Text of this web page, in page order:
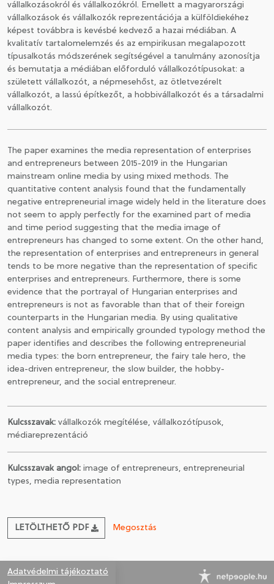
vállalkozásokról és vállalkozókról. Emellett a magyarországi
vállalkozások és vállalkozók reprezentációja a külföldiekéhez
képest továbbra is kevésbé kedvező a hazai médiában. A
kvalitatív tartalomelemzés és az empirikusan megalapozott
típusalkotás módszerének segítségével a tanulmány azonosítja
és bemutatja a médiában előforduló vállalkozótípusokat: a
született vállalkozót, a népmesehőst, az ötletvezérelt
vállalkozót, a lassú építkezőt, a hobbivállalkozót és a társadalmi
vállalkozót.
The paper examines the media representation of enterprises
and entrepreneurs between 2015-2019 in the Hungarian
mainstream online media by using mixed methods. The
quantitative content analysis found that the fundamentally
negative entrepreneurial image widely held in the literature does
not seem to apply perfectly for the examined part of media
and time period suggesting that the media image of
entrepreneurs has changed to some extent. On the other hand,
the representation of enterprises and entrepreneurs in general
tends to be more negative than the representation of specific
enterprises and entrepreneurs. Furthermore, there is some
evidence that the portrayal of Hungarian enterprises and
entrepreneurs is not as favorable than that of their foreign
counterparts in the Hungarian media. By using qualitative
content analysis and empirically grounded typology method the
paper identifies and describes the following entrepreneurial
media types: the born entrepreneur, the fairy tale hero, the
idea-driven entrepreneur, the slow builder, the hobby-
entrepreneur, and the social entrepreneur.
Kulcsszavak: vállalkozók megítélése, vállalkozótípusok,
médiareprezentáció
Kulcsszavak angol: image of entrepreneurs, entrepreneurial
types, media representation
LETÖLTHETŐ PDF Megosztás
Adatvédelmi tájékoztató